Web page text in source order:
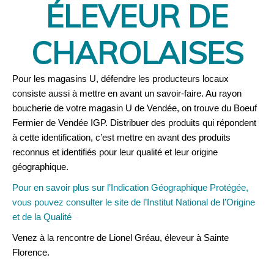
ÉLEVEUR DE
CHAROLAISES
Pour les magasins U, défendre les producteurs locaux
consiste aussi à mettre en avant un savoir-faire. Au rayon
boucherie de votre magasin U de Vendée, on trouve du Boeuf
Fermier de Vendée IGP. Distribuer des produits qui répondent
à cette identification, c’est mettre en avant des produits
reconnus et identifiés pour leur qualité et leur origine
géographique.
Pour en savoir plus sur l’Indication Géographique Protégée,
vous pouvez consulter le site de l’Institut National de l’Origine
et de la Qualité
Venez à la rencontre de Lionel Gréau, éleveur à Sainte
Florence.